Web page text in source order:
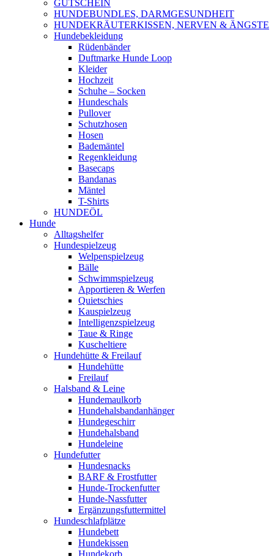
GUTSCHEIN
HUNDEBUNDLES, DARMGESUNDHEIT
HUNDEKRÄUTERKISSEN, NERVEN & ÄNGSTE
Hundebekleidung
Rüdenbänder
Duftmarke Hunde Loop
Kleider
Hochzeit
Schuhe – Socken
Hundeschals
Pullover
Schutzhosen
Hosen
Bademäntel
Regenkleidung
Basecaps
Bandanas
Mäntel
T-Shirts
HUNDEÖL
Hunde
Alltagshelfer
Hundespielzeug
Welpenspielzeug
Bälle
Schwimmspielzeug
Apportieren & Werfen
Quietschies
Kauspielzeug
Intelligenzspielzeug
Taue & Ringe
Kuscheltiere
Hundehütte & Freilauf
Hundehütte
Freilauf
Halsband & Leine
Hundemaulkorb
Hundehalsbandanhänger
Hundegeschirr
Hundehalsband
Hundeleine
Hundefutter
Hundesnacks
BARF & Frostfutter
Hunde-Trockenfutter
Hunde-Nassfutter
Ergänzungsfuttermittel
Hundeschlafplätze
Hundebett
Hundekissen
Hundekorb